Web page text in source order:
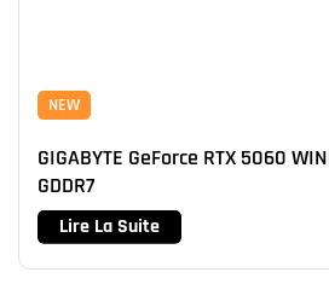
NEW
GIGABYTE GeForce RTX 5060
GDDR7
Lire La Suite